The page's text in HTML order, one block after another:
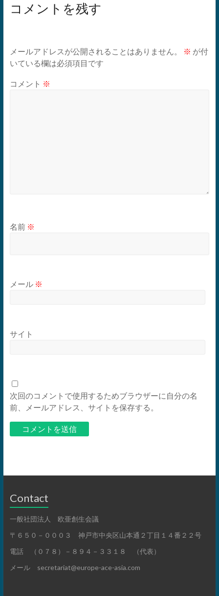
コメントを残す
メールアドレスが公開されることはありません。 ※ が付
いている欄は必須項目です
コメント ※
名前 ※
メール ※
サイト
次回のコメントで使用するためブラウザーに自分の名
前、メールアドレス、サイトを保存する。
Contact
一般社団法人 欧亜創生会議
〒６５０－０００３ 神戸市中央区山本通２丁目１４番２２号
電話 （０７８）－８９４－３３１８ （代表）
メール secretariat@europe-ace-asia.com